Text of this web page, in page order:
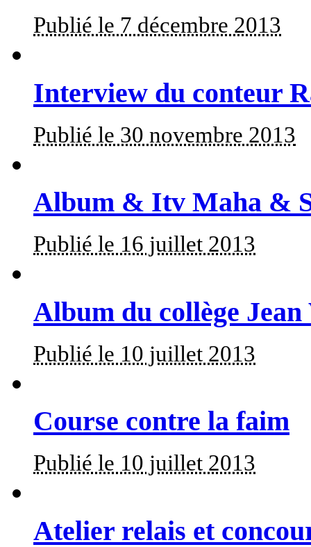
Publié le 7 décembre 2013
Interview du conteur
Publié le 30 novembre 2013
Album & Itv Maha &
Publié le 16 juillet 2013
Album du collège
Publié le 10 juillet 2013
Course contre la faim
Publié le 10 juillet 2013
Atelier relais et